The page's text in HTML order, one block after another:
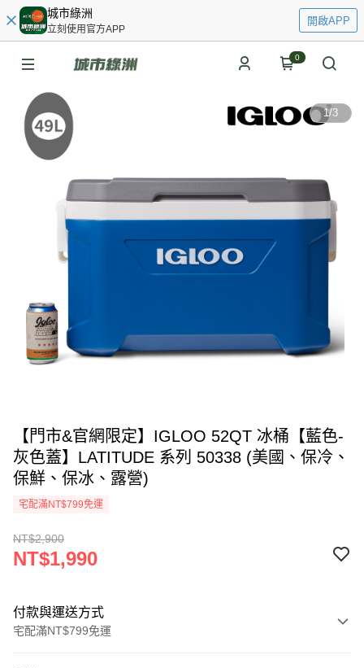
城市綠洲
立刻使用官方APP
開啟APP
0
1/3
【門市&官網限定】IGLOO 52QT 冰桶【藍色-
灰色蓋】LATITUDE 系列 50338 (美國、保冷、
保鮮、保冰、露營)
宅配滿NT$799免運
NT$2,900
NT$1,990
付款與運送方式
宅配滿NT$799免運